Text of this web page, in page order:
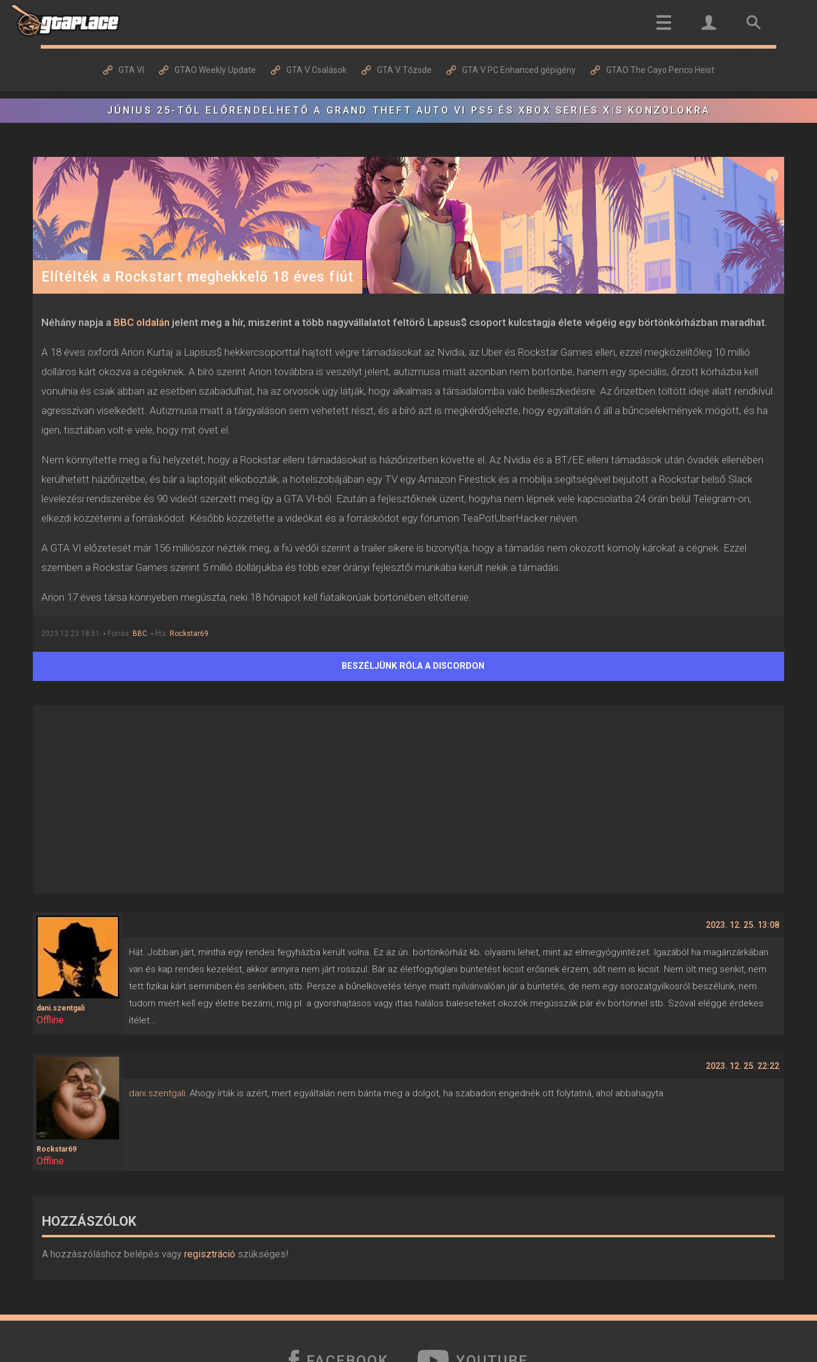
GTA VI GTAO Weekly Update GTA V Csalások GTA V Tőzsde GTA V PC Enhanced gépigény GTAO The Cayo Perico Heist
JÚNIUS 25-TŐL ELŐRENDELHETŐ A GRAND THEFT AUTO VI PS5 ÉS XBOX SERIES X|S KONZOLOKRA
Elítélték a Rockstart meghekkelő 18 éves fiút
Néhány napja a BBC oldalán jelent meg a hír, miszerint a több nagyvállalatot feltörő Lapsus$ csoport kulcstagja élete végéig egy börtönkórházban maradhat.
A 18 éves oxfordi Arion Kurtaj a Lapsus$ hekkercsoporttal hajtott végre támadásokat az Nvidia, az Uber és Rockstar Games ellen, ezzel megközelítőleg 10 millió
dolláros kárt okozva a cégeknek. A bíró szerint Arion továbbra is veszélyt jelent, autizmusa miatt azonban nem börtönbe, hanem egy speciális, őrzött kórházba kell
vonulnia és csak abban az esetben szabadulhat, ha az orvosok úgy látják, hogy alkalmas a társadalomba való beilleszkedésre. Az őrizetben töltött ideje alatt rendkívül
agresszívan viselkedett. Autizmusa miatt a tárgyaláson sem vehetett részt, és a bíró azt is megkérdőjelezte, hogy egyáltalán ő áll a bűncselekmények mögött, és ha
igen, tisztában volt-e vele, hogy mit övet el.
Nem könnyítette meg a fiú helyzetét, hogy a Rockstar elleni támadásokat is háziőrizetben követte el. Az Nvidia és a BT/EE elleni támadások után óvadék ellenében
kerülhetett háziőrizetbe, és bár a laptopját elkobozták, a hotelszobájában egy TV egy Amazon Firestick és a mobilja segítségével bejutott a Rockstar belső Slack
levelezési rendszerébe és 90 videót szerzett meg így a GTA VI-ból. Ezután a fejlesztőknek üzent, hogyha nem lépnek vele kapcsolatba 24 órán belül Telegram-on,
elkezdi közzétenni a forráskódot. Később közzétette a videókat és a forráskódot egy fórumon TeaPotUberHacker néven.
A GTA VI előzetesét már 156 milliószor nézték meg, a fiú védői szerint a trailer sikere is bizonyítja, hogy a támadás nem okozott komoly károkat a cégnek. Ezzel
szemben a Rockstar Games szerint 5 millió dollárjukba és több ezer órányi fejlesztői munkába került nekik a támadás.
Arion 17 éves társa könnyeben megúszta, neki 18 hónapot kell fiatalkorúak börtönében eltöltenie.
2023.12.23 18:51 ▪ Forrás: BBC▪ Írta: Rockstar69
BESZÉLJÜNK RÓLA A DISCORDON
dani.szentgali
Offline
2023. 12. 25. 13:08
Hát. Jobban járt, mintha egy rendes fegyházba került volna. Ez az ún. börtönkórház kb. olyasmi lehet, mint az elmegyógyintézet. Igazából ha magánzárkában
van és kap rendes kezelést, akkor annyira nem járt rosszul. Bár az életfogytiglani büntetést kicsit erősnek érzem, sőt nem is kicsit. Nem ölt meg senkit, nem
tett fizikai kárt semmiben és senkiben, stb. Persze a bűnelkövetés ténye miatt nyilvánvalóan jár a büntetés, de nem egy sorozatgyilkosról beszélünk, nem
tudom miért kell egy életre bezárni, míg pl. a gyorshajtásos vagy ittas halálos baleseteket okozók megússzák pár év börtönnel stb. Szóval eléggé érdekes
ítélet...
Rockstar69
Offline
2023. 12. 25. 22:22
dani.szentgali: Ahogy írták is azért, mert egyáltalán nem bánta meg a dolgot, ha szabadon engednék ott folytatná, ahol abbahagyta.
HOZZÁSZÓLOK
A hozzászóláshoz belépés vagy regisztráció szükséges!